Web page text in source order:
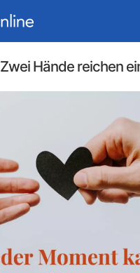
Zwei Hände reichen